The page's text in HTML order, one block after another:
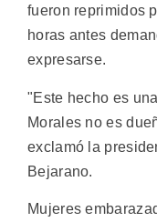
fueron reprimidos
horas antes
expresarse.
"Este hecho es
Morales no es
exclamó la
Bejarano.
Mujeres